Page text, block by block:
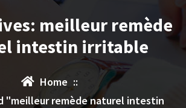
meilleur remède
intestin irritable
Home ::
"meilleur remède naturel intestin